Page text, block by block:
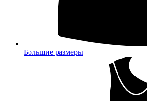
Большие размеры